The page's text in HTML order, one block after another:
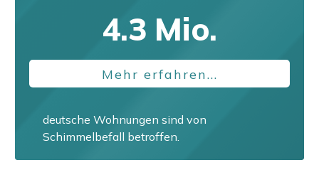
4.3 Mio.
Mehr erfahren...
deutsche Wohnungen sind von
Schimmelbefall betroffen.